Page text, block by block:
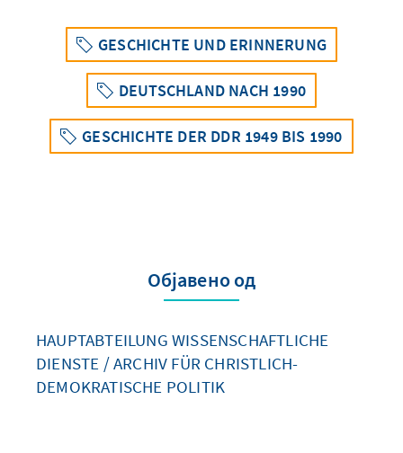
GESCHICHTE UND ERINNERUNG
DEUTSCHLAND NACH 1990
GESCHICHTE DER DDR 1949 BIS 1990
Објавено од
HAUPTABTEILUNG WISSENSCHAFTLICHE
DIENSTE / ARCHIV FÜR CHRISTLICH-
DEMOKRATISCHE POLITIK